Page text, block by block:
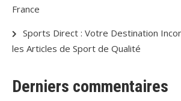
France
Sports Direct : Votre Destination
les Articles de Sport de Qualité
Derniers commentaires